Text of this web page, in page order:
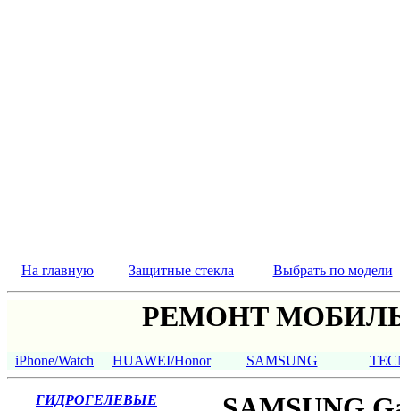
На главную Защитные стекла Выбрать по модели
РЕМОНТ
iPhone/Watch HUAWEI/Honor SAMSUNG
ГИДРОГЕЛЕВЫЕ